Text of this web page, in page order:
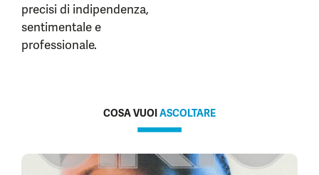
precisi di indipendenza,
sentimentale e
professionale.
COSA VUOIASCOLTARE